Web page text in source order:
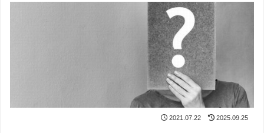
2021.07.22 2025.09.25